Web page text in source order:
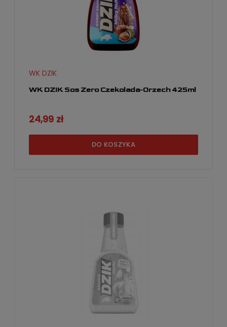
WK DZIK Sos Zero Czekolada-Orzech 425ml
WK DZIK
24,99 zł
DO KOSZYKA